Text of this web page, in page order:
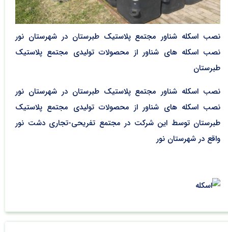
نصب اسکله شناور مجتمع پلاستیک طبرستان در شهرستان نور
نصب اسکله های شناور از محصولات تولیدی مجتمع پلاستیک
طبرستان
نصب اسکله شناور مجتمع پلاستیک طبرستان در شهرستان نور
نصب اسکله های شناور از محصولات تولیدی مجتمع پلاستیک
طبرستان توسط این شرکت در مجتمع تفریحی-تجاری دشت نور
واقع در شهرستان نور